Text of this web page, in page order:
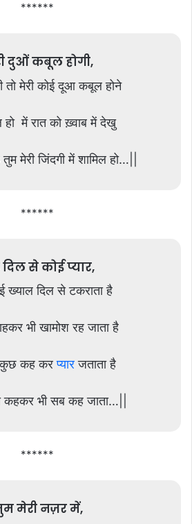
******
दुओं कबूल होगी,
तो मेरी कोई दूआ कबूल होने
हो में रात को ख़्वाब में देखु
मेरी जिंदगी में शामिल हो…||
******
से कोई प्यार,
ख्याल दिल से टकराता है
भी खामोश रह जाता है
कुछ कह करप्यारजताता है
कहकर भी सब कह जाता…||
******
मेरी नज़र में,